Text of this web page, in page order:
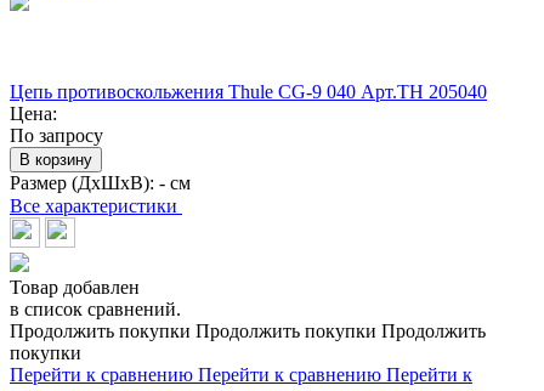
Цепь противоскольжения Thule CG-9 040 Арт.TH 205040
Цена:
По запросу
В корзину
Размер (ДхШхВ): - см
Все характеристики
Товар добавлен
в список сравнений.
Продолжить покупки Продолжить покупки Продолжить
покупки
Перейти к сравнению Перейти к сравнению Перейти к